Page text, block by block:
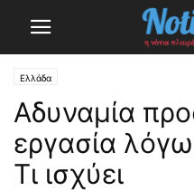
Ελλάδα
Αδυναμία
εργασία
Τι ισχύει